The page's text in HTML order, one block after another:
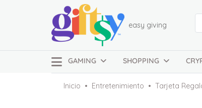
easy giving
GAMING SHOPPING
Inicio Entretenimiento Tarjeta